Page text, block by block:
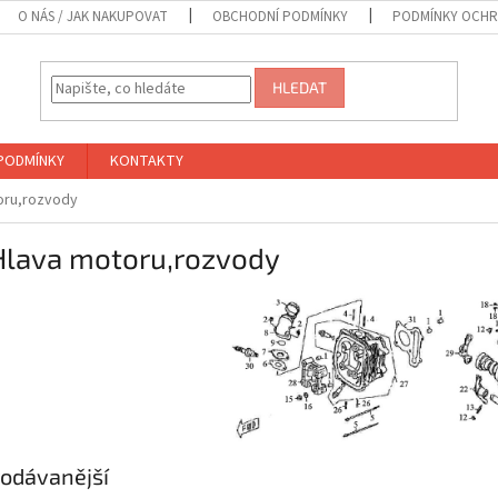
O NÁS / JAK NAKUPOVAT OBCHODNÍ PODMÍNKY PODMÍNKY
HLEDAT
KONTAKTY
motoru,rozvody